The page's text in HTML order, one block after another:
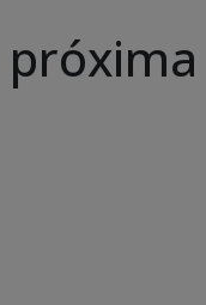
próxima